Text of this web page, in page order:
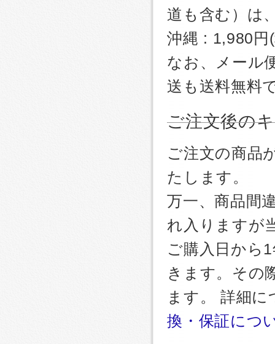
道も含む）は
沖縄 : 1,980円
なお、メール
送も送料無料
ご注文後の
ご注文の商品
たします。
万一、商品間
れ入りますが
ご購入日から
きます。その
ます。 詳細
換・保証につ